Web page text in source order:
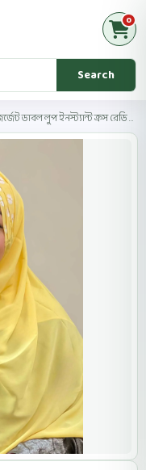
Search
0
দুবাই চেরি জর্জেট ডাবল লুপ ইনস্ট্যান্ট ক্রস রেডি হিজ...